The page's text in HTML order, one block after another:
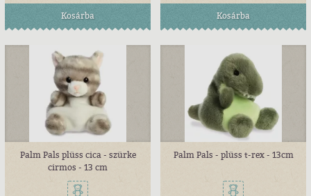
Kosárba Kosárba
Palm Pals plüss cica - szürke
cirmos - 13 cm
Palm Pals - plüss t-rex - 13cm